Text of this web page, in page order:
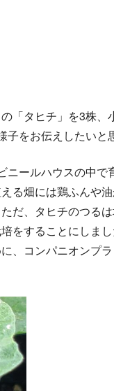
「タヒチ」を3株、
をお伝えしたいと
ールハウスの中で
る畑には鶏ふんや
だ、タヒチのつる
をすることにしま
、コンパニオンプ